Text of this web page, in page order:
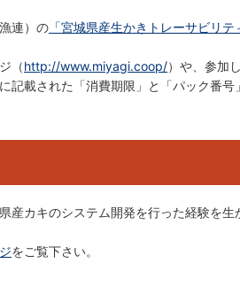
連）の 「宮城県産生かきトレーサビリテ
（http://www.miyagi.coop/）や、参加
記載された「消費期限」と「パック番号
産カキのシステム開発を行った経験を
をご覧下さい。